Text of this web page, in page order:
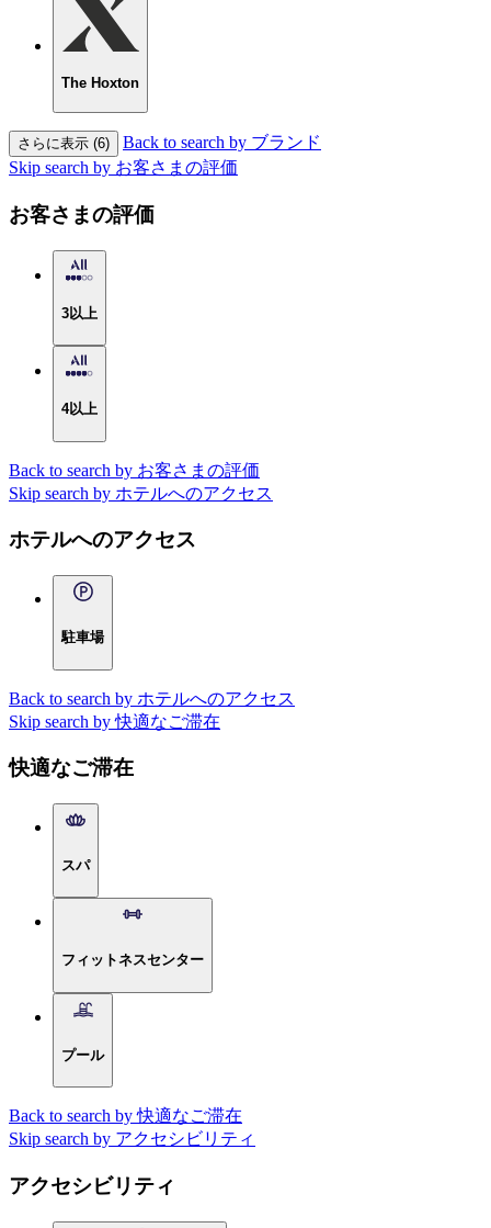
The Hoxton
さらに表示 (6)
Back to search by ブランド
Skip search by お客さまの評価
お客さまの評価
3以上
4以上
Back to search by お客さまの評価
Skip search by ホテルへのアクセス
ホテルへのアクセス
駐車場
Back to search by ホテルへのアクセス
Skip search by 快適なご滞在
快適なご滞在
スパ
フィットネスセンター
プール
Back to search by 快適なご滞在
Skip search by アクセシビリティ
アクセシビリティ